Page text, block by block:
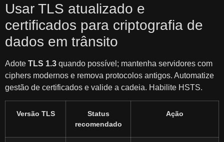
Usar TLS atualizado e
certificados para criptografia de
dados em trânsito
Adote TLS 1.3 quando possível; mantenha servidores com
ciphers modernos e remova protocolos antigos. Automatize
gestão de certificados e valide a cadeia. Habilite HSTS.
Versão TLS
Status
recomendado
Ação